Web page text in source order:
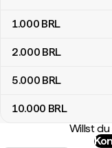
1.000 BRL
2.000 BRL
5.000 BRL
10.000 BRL
Willst